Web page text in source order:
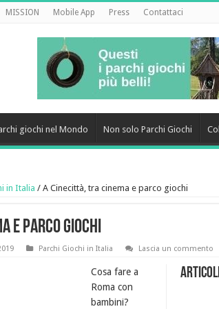
MISSION Mobile App Press Contattaci
giochi nel Mondo Non solo Parchi Giochi
in Italia / A Cinecittà, tra cinema e parco giochi
e parco giochi
Parchi Giochi in Italia Lascia un commento
Cosa fare a
Roma con
bambini?